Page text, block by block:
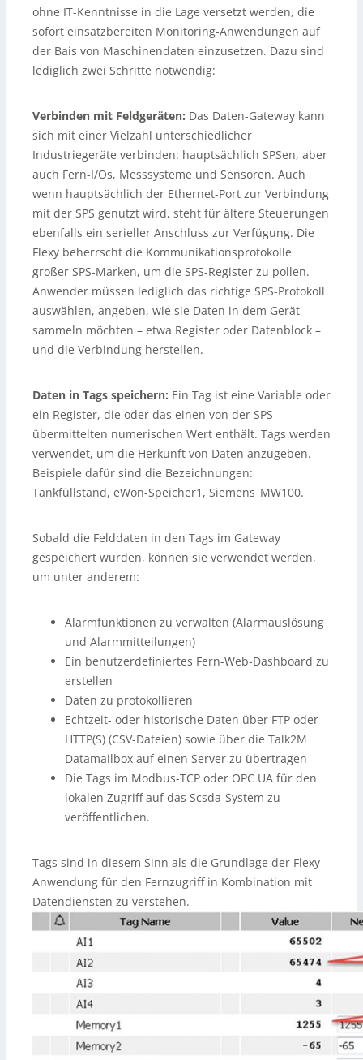
ohne IT-Kenntnisse in die Lage versetzt werden, die
sofort einsatzbereiten Monitoring-Anwendungen auf
der Bais von Maschinendaten einzusetzen. Dazu sind
lediglich zwei Schritte notwendig:
Verbinden mit Feldgeräten: Das Daten-Gateway kann
sich mit einer Vielzahl unterschiedlicher
Industriegeräte verbinden: hauptsächlich SPSen, aber
auch Fern-I/Os, Messsysteme und Sensoren. Auch
wenn hauptsächlich der Ethernet-Port zur Verbindung
mit der SPS genutzt wird, steht für ältere Steuerungen
ebenfalls ein serieller Anschluss zur Verfügung. Die
Flexy beherrscht die Kommunikationsprotokolle
großer SPS-Marken, um die SPS-Register zu pollen.
Anwender müssen lediglich das richtige SPS-Protokoll
auswählen, angeben, wie sie Daten in dem Gerät
sammeln möchten – etwa Register oder Datenblock –
und die Verbindung herstellen.
Daten in Tags speichern: Ein Tag ist eine Variable oder
ein Register, die oder das einen von der SPS
übermittelten numerischen Wert enthält. Tags werden
verwendet, um die Herkunft von Daten anzugeben.
Beispiele dafür sind die Bezeichnungen:
Tankfüllstand, eWon-Speicher1, Siemens_MW100.
Sobald die Felddaten in den Tags im Gateway
gespeichert wurden, können sie verwendet werden,
um unter anderem:
Alarmfunktionen zu verwalten (Alarmauslösung
und Alarmmitteilungen)
Ein benutzerdefiniertes Fern-Web-Dashboard zu
erstellen
Daten zu protokollieren
Echtzeit- oder historische Daten über FTP oder
HTTP(S) (CSV-Dateien) sowie über die Talk2M
Datamailbox auf einen Server zu übertragen
Die Tags im Modbus-TCP oder OPC UA für den
lokalen Zugriff auf das Scsda-System zu
veröffentlichen.
Tags sind in diesem Sinn als die Grundlage der Flexy-
Anwendung für den Fernzugriff in Kombination mit
Datendiensten zu verstehen.